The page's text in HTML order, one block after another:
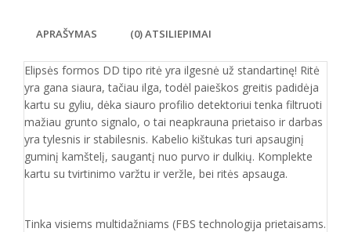
APRAŠYMAS (0) ATSILIEPIMAI
Elipsės formos DD tipo ritė yra ilgesnė už standartinę! Ritė
yra gana siaura, tačiau ilga, todėl paieškos greitis padidėja
kartu su gyliu, dėka siauro profilio detektoriui tenka filtruoti
mažiau grunto signalo, o tai neapkrauna prietaiso ir darbas
yra tylesnis ir stabilesnis. Kabelio kištukas turi apsauginį
guminį kamštelį, saugantį nuo purvo ir dulkių. Komplekte
kartu su tvirtinimo varžtu ir veržle, bei ritės apsauga.
Tinka visiems multidažniams (FBS technologija prietaisams.